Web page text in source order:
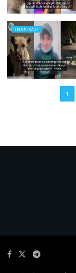
INSPIRASI
1